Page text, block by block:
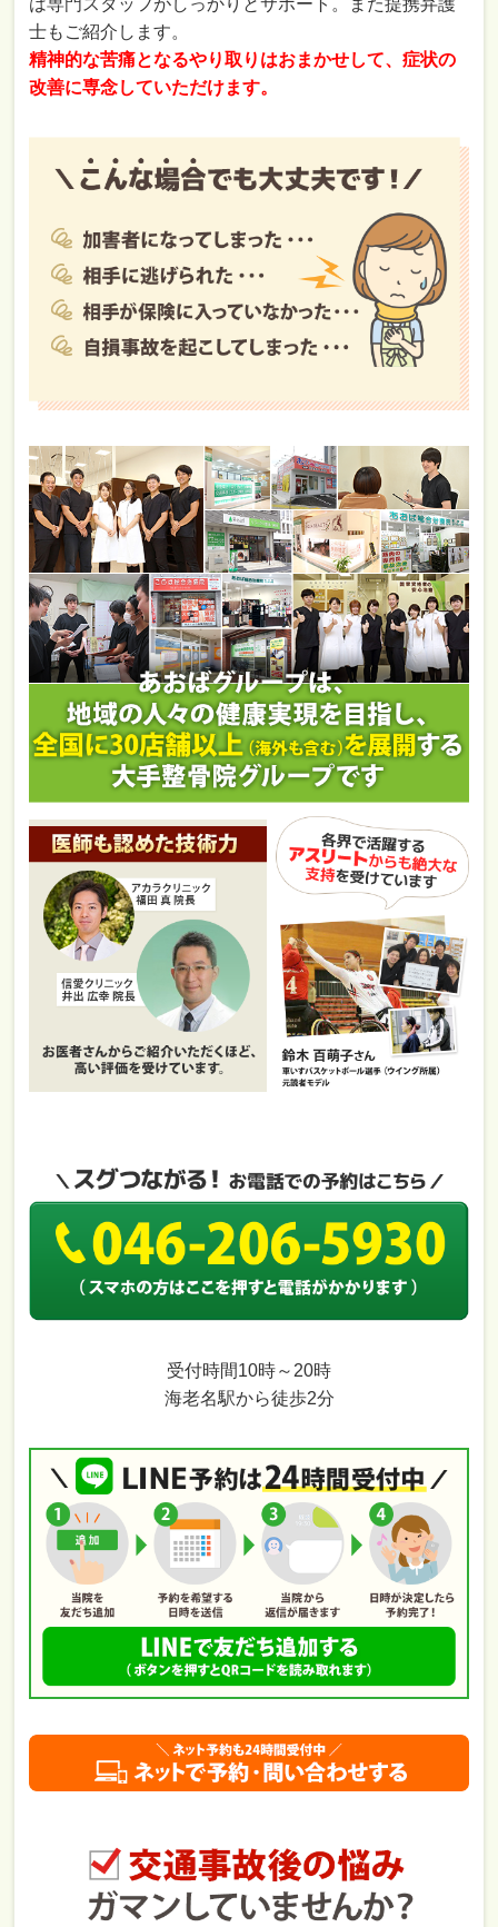
は専門スタッフがしっかりとサポート。また提携弁護
士もご紹介します。
精神的な苦痛となるやり取りはおまかせして、症状の
改善に専念していただけます。
受付時間10時～20時
海老名駅から徒歩2分